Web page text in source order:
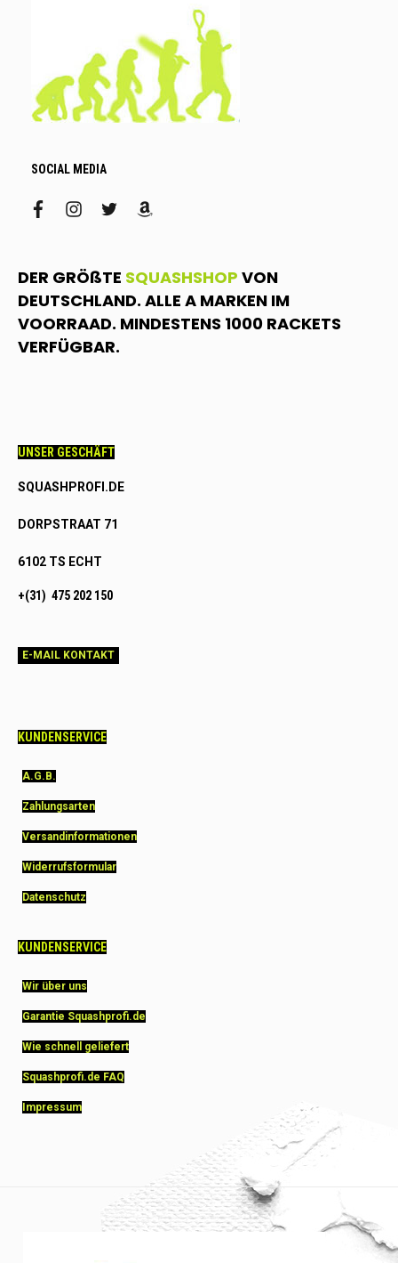
SOCIAL MEDIA
facebookinstagram
twitteramazon
DER GRÖßTE SQUASHSHOP VON
DEUTSCHLAND. ALLE A MARKEN IM
VOORRAAD. MINDESTENS 1000 RACKETS
VERFÜGBAR.
UNSER GESCHÄFT
SQUASHPROFI.DE
DORPSTRAAT 71
6102 TS ECHT
+(31) 475 202 150
E-MAIL KONTAKT
KUNDENSERVICE
A.G.B.
Zahlungsarten
Versandinformationen
Widerrufsformular
Datenschutz
KUNDENSERVICE
Wir über uns
Garantie Squashprofi.de
Wie schnell geliefert
Squashprofi.de FAQ
Impressum